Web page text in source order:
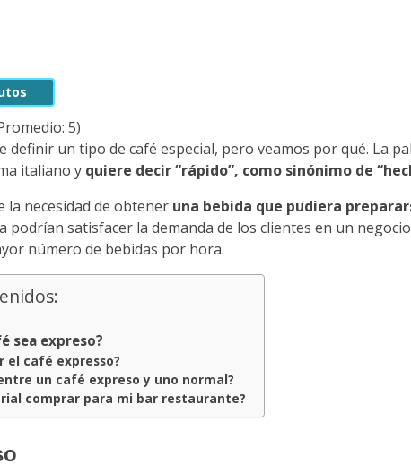
5)
definir un tipo de café especial, pero veamos por qué. La
italiano y quiere decir “rápido”, como sinónimo de
la necesidad de obtener una bebida que pudiera
podrían satisfacer la demanda de los clientes en un
número de bebidas por hora.
sea expreso?
el café expresso?
un café expreso y uno normal?
comprar para mi bar restaurante?